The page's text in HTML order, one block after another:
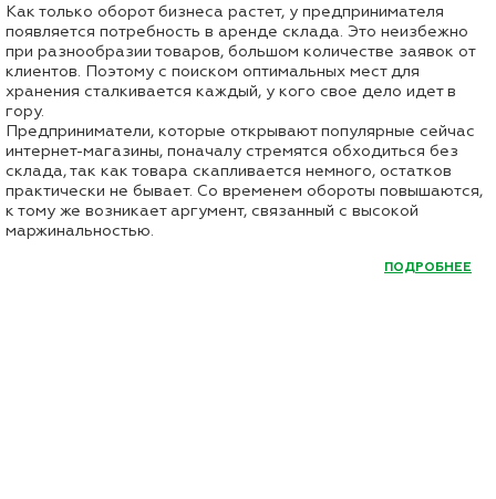
Как только оборот бизнеса растет, у предпринимателя
появляется потребность в аренде склада. Это неизбежно
при разнообразии товаров, большом количестве заявок от
клиентов. Поэтому с поиском оптимальных мест для
хранения сталкивается каждый, у кого свое дело идет в
гору.
Предприниматели, которые открывают популярные сейчас
интернет-магазины, поначалу стремятся обходиться без
склада, так как товара скапливается немного, остатков
практически не бывает. Со временем обороты повышаются,
к тому же возникает аргумент, связанный с высокой
маржинальностью.
ПОДРОБНЕЕ